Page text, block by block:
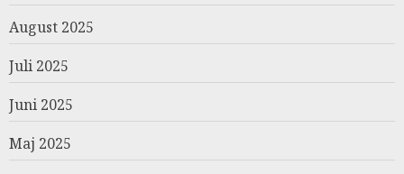
August 2025
Juli 2025
Juni 2025
Maj 2025